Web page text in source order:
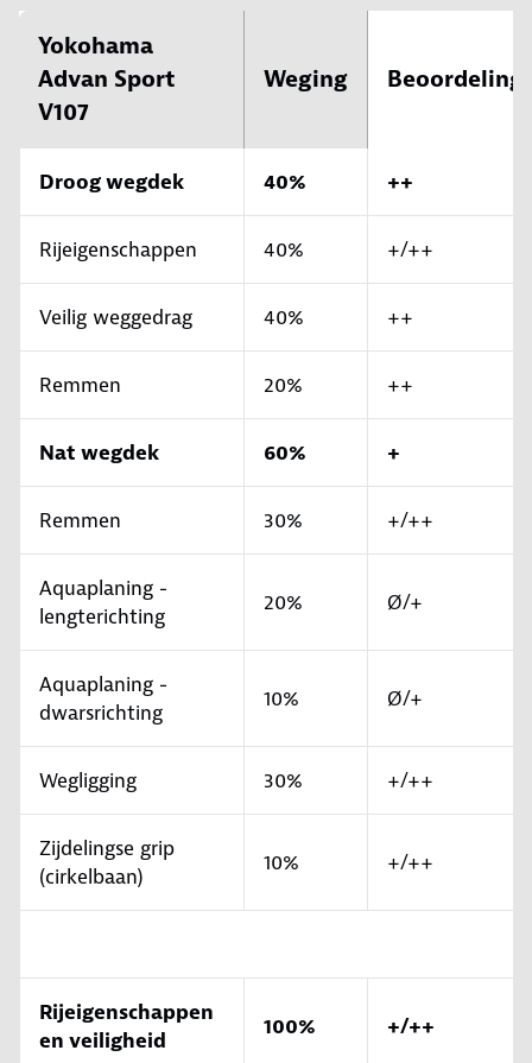
Yokohama
Advan Sport
V107
Weging Beoordeling
Droog wegdek 40% ++
Rijeigenschappen 40% +/++
Veilig weggedrag 40% ++
Remmen 20% ++
Nat wegdek 60% +
Remmen 30% +/++
Aquaplaning -
lengterichting
20% Ø/+
Aquaplaning -
dwarsrichting
10% Ø/+
Wegligging 30% +/++
Zijdelingse grip
(cirkelbaan)
10% +/++
Rijeigenschappen
en veiligheid
100% +/++